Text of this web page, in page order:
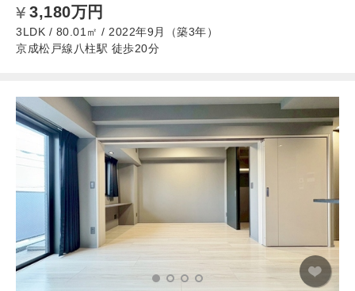
3,180万円
3LDK / 80.01㎡ / 2022年9月（築3年）
京成松戸線八柱駅 徒歩20分